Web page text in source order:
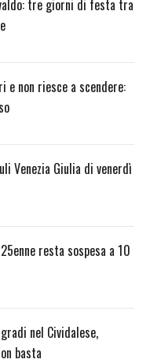
tre giorni di festa tra
non riesce a scendere:
Venezia Giulia di venerdì
resta sospesa a 10
nel Cividalese,
basta